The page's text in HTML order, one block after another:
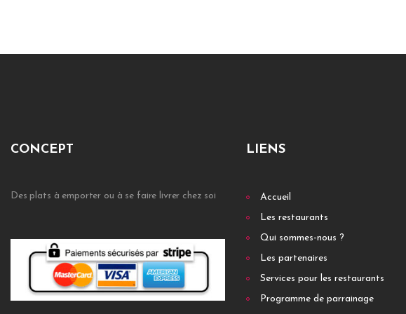
CONCEPT
Des plats à emporter ou à se faire livrer chez soi
LIENS
Accueil
Les restaurants
Qui sommes-nous ?
Les partenaires
Services pour les restaurants
Programme de parrainage